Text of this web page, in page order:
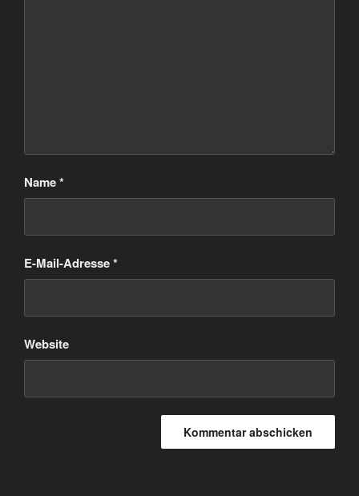
Name*
E-Mail-Adresse*
Website